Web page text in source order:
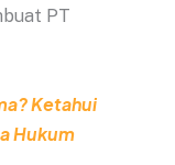
PT
Ketahui
Hukum